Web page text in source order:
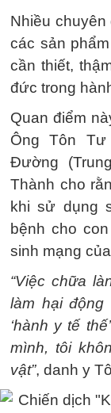
Nhiều
các sản
cần thiết,
đức trong
Quan điểm
Ông Tôn
Đường
Thành cho
khi sử dụng
bệnh cho
sinh mạng
“Việc chữa
làm hại
‘hành y tế
mình, tôi
vật”, danh y